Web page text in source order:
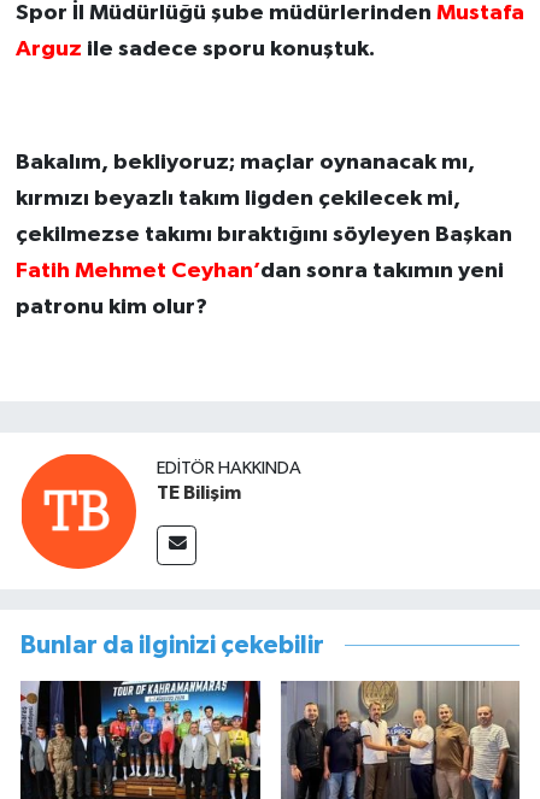
Spor İl Müdürlüğü şube müdürlerinden Mustafa
Arguz ile sadece sporu konuştuk.
Bakalım, bekliyoruz; maçlar oynanacak mı,
kırmızı beyazlı takım ligden çekilecek mi,
çekilmezse takımı bıraktığını söyleyen Başkan
Fatih Mehmet Ceyhan’dan sonra takımın yeni
patronu kim olur?
EDITÖR HAKKINDA
TE Bilişim
Bunlar da ilginizi çekebilir